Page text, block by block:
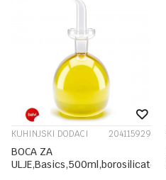
KUHINJSKI DODACI 204115929
BOCA ZA
ULJE,Basics,500ml,borosilicate